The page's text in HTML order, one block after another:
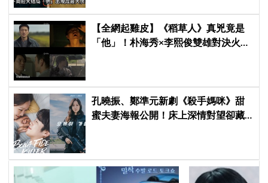
【全網起雞皮】《稻草人》真兇竟是
「他」！朴海秀×李熙俊雙雄對決火花
孔曉振、鄭準元新劇《殺手媽咪》甜
蜜夫妻海報公開！床上深情對望卻藏